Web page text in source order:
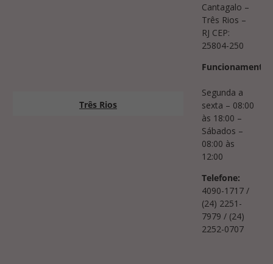
Três Rios
Cantagalo –
Três Rios –
RJ CEP:
25804-250
Funcionamento:
Segunda a
sexta – 08:00
às 18:00 –
Sábados –
08:00 às
12:00
Telefone:
4090-1717 /
(24) 2251-
7979 / (24)
2252-0707